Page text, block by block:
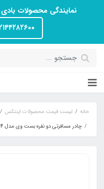
نمایندگی محصولات
۰۲۱۴۴۲۸۲۶۰۰ پیگیری
خانه لیست قیمت محصولات اینتکس
چادر مسافرتی دو نفره بست وی مدل Bestway 68084